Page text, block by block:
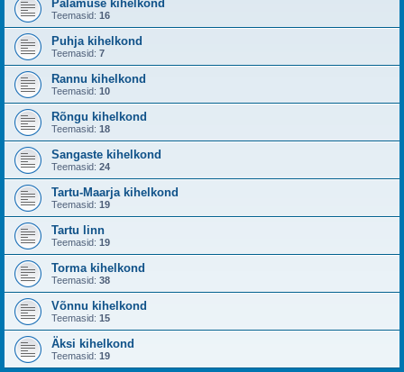
Palamuse kihelkond
Teemasid: 16
Puhja kihelkond
Teemasid: 7
Rannu kihelkond
Teemasid: 10
Rõngu kihelkond
Teemasid: 18
Sangaste kihelkond
Teemasid: 24
Tartu-Maarja kihelkond
Teemasid: 19
Tartu linn
Teemasid: 19
Torma kihelkond
Teemasid: 38
Võnnu kihelkond
Teemasid: 15
Äksi kihelkond
Teemasid: 19